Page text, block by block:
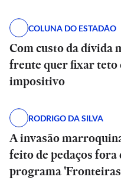
COLUNA DO ESTADÃO
Com custo da dívida
frente quer fixar teto
impositivo
RODRIGO DA SILVA
A invasão
feito de pedaços
programa